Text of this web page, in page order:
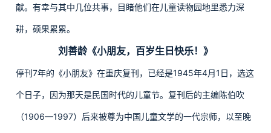
献。有幸与其中几位共事，目睹他们在儿童读物园地里悉力深
耕，硕果累累。
刘善龄《小朋友，百岁生日快乐！》
停刊7年的《小朋友》在重庆复刊，已经是1945年4月1日，选这
个日子，因为那天是民国时代的儿童节。复刊后的主编陈伯吹
（1906—1997）后来被尊为中国儿童文学的一代宗师，以至晚